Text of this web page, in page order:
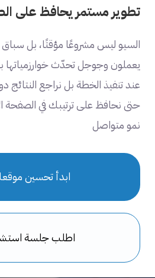
تطوير مستمر يحافظ على
السيو ليس مشروعًا مؤقتًا، بل
يعملون وجوجل تحدّث خوارزمياتها
عند تنفيذ الخطة بل نراجع النتائج
حتى نحافظ على ترتيبك في الصفحة
نمو متواصل
ابدأ تحسين
اطلب جلسة